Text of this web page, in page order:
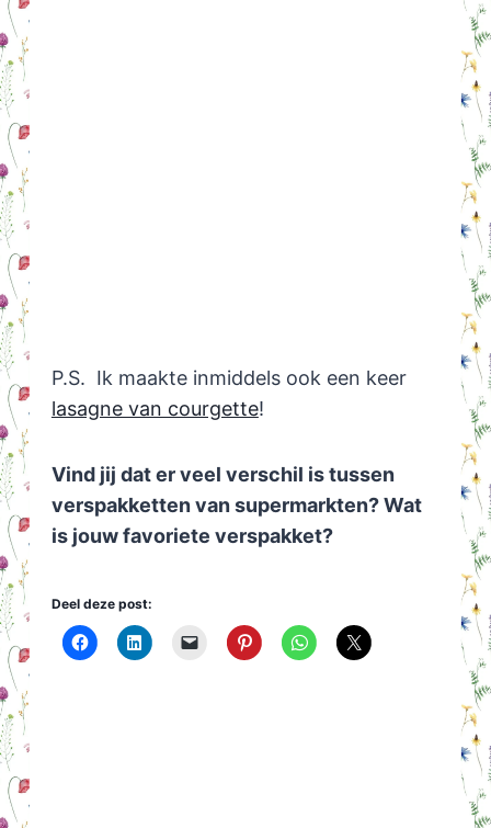
P.S. Ik maakte inmiddels ook een keer
lasagne van courgette!
Vind jij dat er veel verschil is tussen
verspakketten van supermarkten? Wat
is jouw favoriete verspakket?
Deel deze post: